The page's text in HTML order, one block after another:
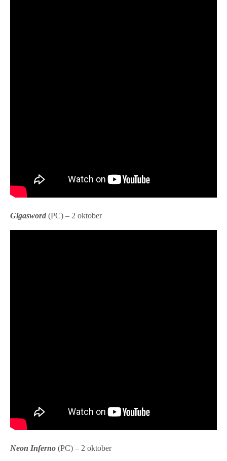
Gigasword (PC) – 2 oktober
Neon Inferno (PC) – 2 oktober